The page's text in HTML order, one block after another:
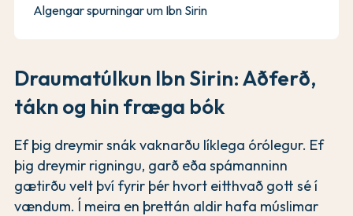
Draumatúlkun Ibn Sirin: Aðferð,
tákn og hin fræga bók
Ef þig dreymir snák vaknarðu líklega órólegur. Ef
þig dreymir rigningu, garð eða spámanninn
gætirðu velt því fyrir þér hvort eitthvað gott sé í
vændum. Í meira en þrettán aldir hafa múslimar
Algengar spurningar um Ibn Sirin